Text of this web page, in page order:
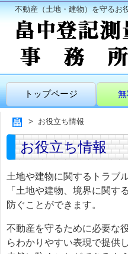
不動産（土地・建物）を守るお
トップページ
お役立ち情報
お役立ち情報
土地や建物に関するトラブ
「土地や建物、境界に関す
防ぐことができます。
不動産を守るために必要な
らわかりやすい表現で提供